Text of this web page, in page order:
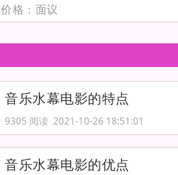
价格：面议
音乐水幕电影的特点
9305 阅读 2021-10-26 18:51:01
音乐水幕电影的优点